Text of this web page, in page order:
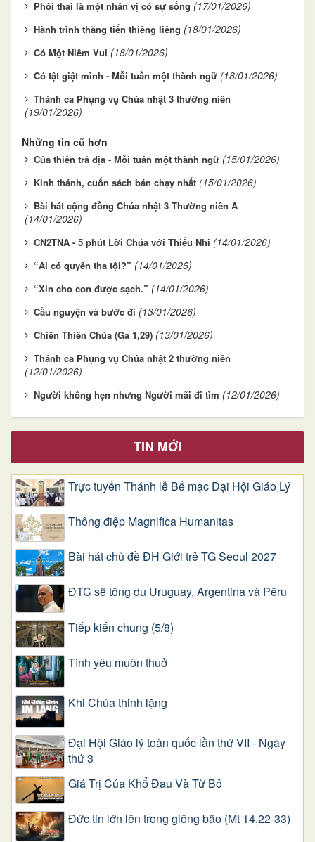
Phôi thai là một nhân vị có sự sống (17/01/2026)
Hành trình thăng tiến thiêng liêng (18/01/2026)
Có Một Niềm Vui (18/01/2026)
Có tật giật mình - Mỗi tuần một thành ngữ (18/01/2026)
Thánh ca Phụng vụ Chúa nhật 3 thường niên
(19/01/2026)
Những tin cũ hơn
Của thiên trả địa - Mỗi tuần một thành ngữ (15/01/2026)
Kinh thánh, cuốn sách bán chạy nhất (15/01/2026)
Bài hát cộng đồng Chúa nhật 3 Thường niên A
(14/01/2026)
CN2TNA - 5 phút Lời Chúa với Thiếu Nhi (14/01/2026)
“Ai có quyền tha tội?” (14/01/2026)
“Xin cho con được sạch.” (14/01/2026)
Cầu nguyện và bước đi (13/01/2026)
Chiên Thiên Chúa (Ga 1,29) (13/01/2026)
Thánh ca Phụng vụ Chúa nhật 2 thường niên
(12/01/2026)
Người không hẹn nhưng Người mãi đi tìm (12/01/2026)
TIN MỚI
Trực tuyến Thánh lễ Bế mạc Đại Hội Giáo Lý
Thông điệp Magnifica Humanitas
Bài hát chủ đề ĐH Giới trẻ TG Seoul 2027
ĐTC sẽ tông du Uruguay, Argentina và Pêru
Tiếp kiến chung (5/8)
Tình yêu muôn thuở
Khi Chúa thinh lặng
Đại Hội Giáo lý toàn quốc lần thứ VII - Ngày
thứ 3
Giá Trị Của Khổ Ðau Và Từ Bỏ
Đức tin lớn lên trong giông bão (Mt 14,22-33)